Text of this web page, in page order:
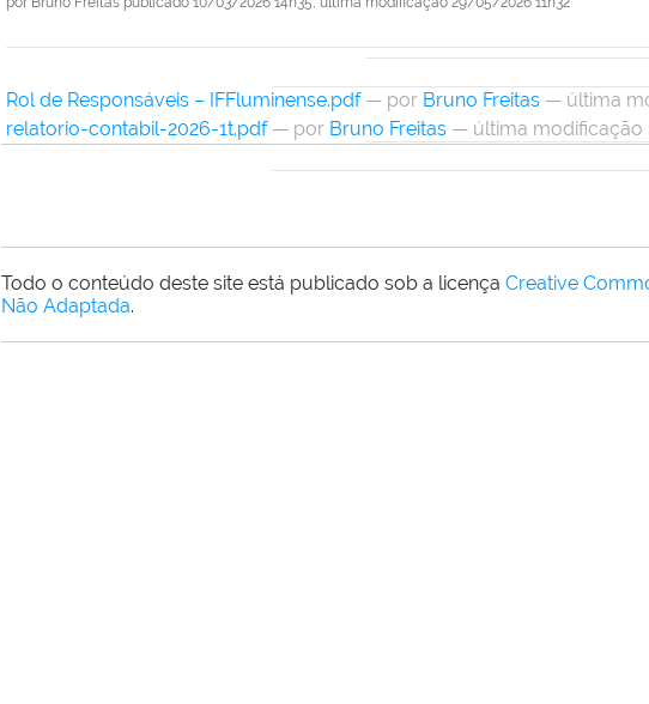
Rol de Responsáveis – IFFluminense.pdf — por Bruno Freitas — última
relatorio-contabil-2026-1t.pdf — por Bruno Freitas — última modificação
Todo o conteúdo deste site está publicado sob a licença Creative
Não Adaptada.